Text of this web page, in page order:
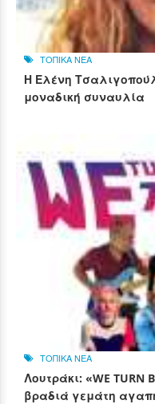
ΤΟΠΙΚΑ ΝΕΑ
Η Ελένη
μοναδική συναυλία
ΤΟΠΙΚΑ ΝΕΑ
Λουτράκι: «WE TURN
βραδιά γεμάτη